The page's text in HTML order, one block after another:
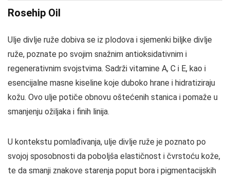
Rosehip Oil
Ulje divlje ruže dobiva se iz plodova i sjemenki biljke divlje
ruže, poznate po svojim snažnim antioksidativnim i
regenerativnim svojstvima. Sadrži vitamine A, C i E, kao i
esencijalne masne kiseline koje duboko hrane i hidratiziraju
kožu. Ovo ulje potiče obnovu oštećenih stanica i pomaže u
smanjenju ožiljaka i finih linija.
U kontekstu pomlađivanja, ulje divlje ruže je poznato po
svojoj sposobnosti da poboljša elastičnost i čvrstoću kože,
te da smanji znakove starenja poput bora i pigmentacijskih